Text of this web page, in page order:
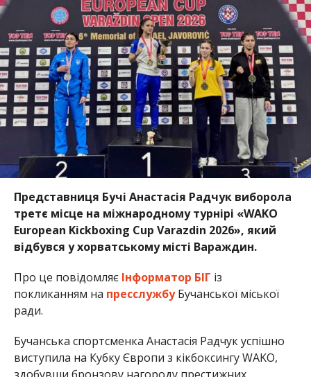
Представниця Бучі Анастасія Радчук виборола
третє місце на міжнародному турнірі «WAKO
European Kickboxing Cup Varazdin 2026», який
відбувся у хорватському місті Вараждин.
Про це повідомляє Інформатор БІГ із
покликанням на пресслужбуБучанської міської
ради.
Бучанська спортсменка Анастасія Радчук успішно
виступила на Кубку Європи з кікбоксингу WAKO,